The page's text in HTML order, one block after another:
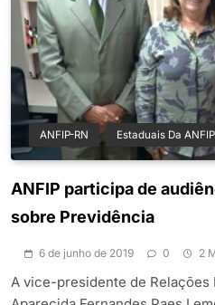
ANFIP-RN Estaduais Da ANFIP
ANFIP participa de
sobre Previdência
6 de junho de 2019 0 2
A vice-presidente de Relações